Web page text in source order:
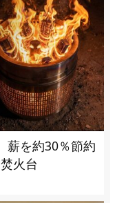
を約30％節約
火台